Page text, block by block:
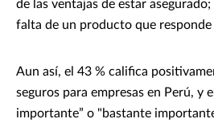
de las ventajas de estar
falta de un producto que responde
Aun así, el 43 % califica
seguros para empresas en Perú, y
importante” o "bastante